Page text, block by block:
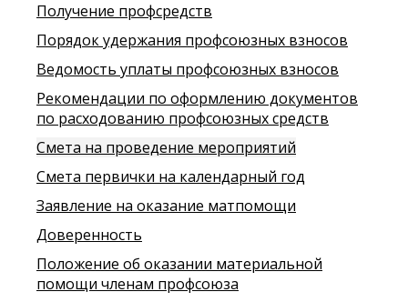
Получение профсредств
Порядок удержания профсоюзных взносов
Ведомость уплаты профсоюзных взносов
Рекомендации по оформлению документов
по расходованию профсоюзных средств
Смета на проведение мероприятий
Смета первички на календарный год
Заявление на оказание матпомощи
Доверенность
Положение об оказании материальной
помощи членам профсоюза